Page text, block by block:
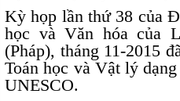
Kỳ họp lần thứ 38 của
học và Văn hóa của
(Pháp), tháng 11-2015
Toán học và Vật lý
UNESCO.